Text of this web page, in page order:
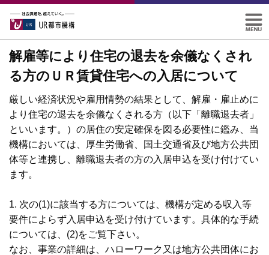
解雇等により住宅の退去を余儀なくされ
る方のＵＲ賃貸住宅への入居について
厳しい経済状況や雇用情勢の結果として、解雇・雇止めに
より住宅の退去を余儀なくされる方（以下「離職退去者」
といいます。）の居住の安定確保を図る必要性に鑑み、当
機構においては、厚生労働省、国土交通省及び地方公共団
体等と連携し、離職退去者の方の入居申込を受け付けてい
ます。
1. 次の(1)に該当する方については、機構が定める収入等
要件によらず入居申込を受け付けています。具体的な手続
については、(2)をご覧下さい。
なお、事業の詳細は、ハローワーク又は地方公共団体にお